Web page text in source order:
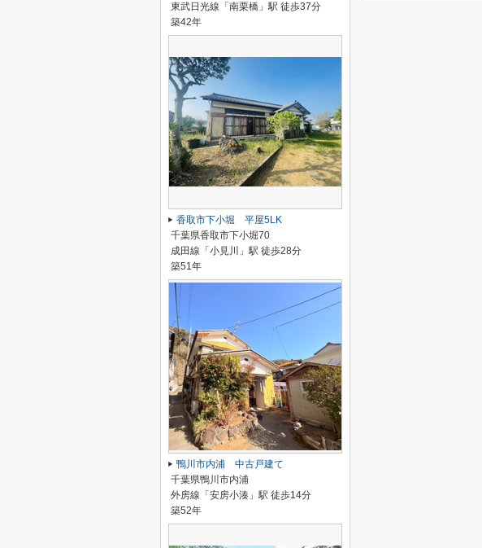
東武日光線「南栗橋」駅 徒歩37分
築42年
香取市下小堀 平屋5LK
千葉県香取市下小堀70
成田線「小見川」駅 徒歩28分
築51年
鴨川市内浦 中古戸建て
千葉県鴨川市内浦
外房線「安房小湊」駅 徒歩14分
築52年